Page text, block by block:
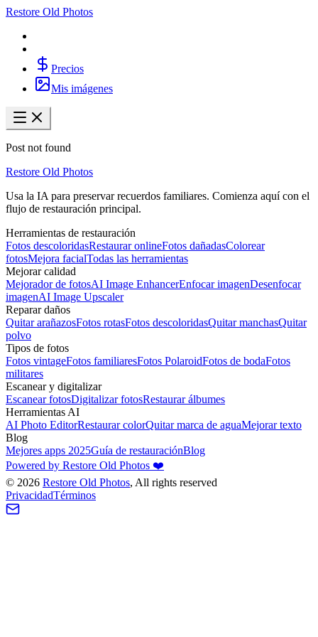
Restore Old Photos
Precios
Mis imágenes
Post not found
Restore Old Photos
Usa la IA para preservar recuerdos familiares. Comienza aquí con el
flujo de restauración principal.
Herramientas de restauración
Fotos descoloridasRestaurar onlineFotos dañadasColorear
fotosMejora facialTodas las herramientas
Mejorar calidad
Mejorador de fotosAI Image EnhancerEnfocar imagenDesenfocar
imagenAI Image Upscaler
Reparar daños
Quitar arañazosFotos rotasFotos descoloridasQuitar manchasQuitar
polvo
Tipos de fotos
Fotos vintageFotos familiaresFotos PolaroidFotos de bodaFotos
militares
Escanear y digitalizar
Escanear fotosDigitalizar fotosRestaurar álbumes
Herramientas AI
AI Photo EditorRestaurar colorQuitar marca de aguaMejorar texto
Blog
Mejores apps 2025Guía de restauraciónBlog
Powered by Restore Old Photos ❤️
© 2026 Restore Old Photos, All rights reserved
PrivacidadTérminos